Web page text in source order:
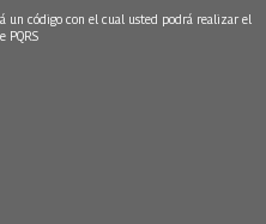
un código con el cual usted podrá realizar el
PQRS